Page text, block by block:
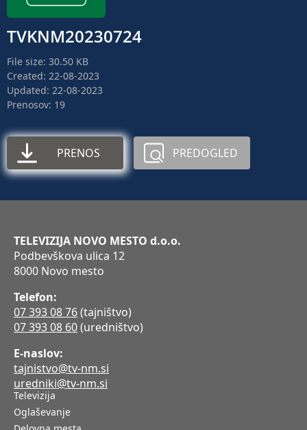
TVKNM20230724
File size: 30.50 KB
Created: 22-08-2023
Updated: 22-08-2023
Prenosov: 19
PRENOS PREDOGLED
TELEVIZIJA NOVO MESTO d.o.o.
Podbevškova ulica 12
8000 Novo mesto
Telefon:
07 393 08 76(tajništvo)
07 393 08 60(uredništvo)
E-naslov:
tajnistvo@tv-nm.si
uredniki@tv-nm.si
Televizija
Oglaševanje